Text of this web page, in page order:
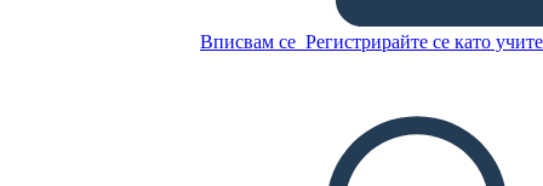
Вписвам се Регистрирайте се като
Копирайте този Storyboard
ПУСКАНЕ НА СЛАЙДШОУ
ЧЕТИ МИ